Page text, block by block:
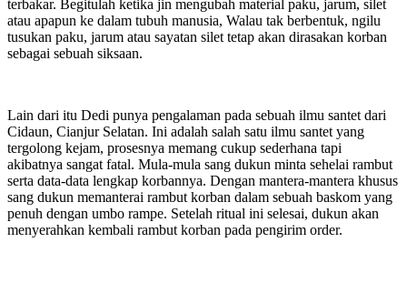
terbakar. Begitulah ketika jin mengubah material paku, jarum, silet
atau apapun ke dalam tubuh manusia, Walau tak berbentuk, ngilu
tusukan paku, jarum atau sayatan silet tetap akan dirasakan korban
sebagai sebuah siksaan.
Lain dari itu Dedi punya pengalaman pada sebuah ilmu santet dari
Cidaun, Cianjur Selatan. Ini adalah salah satu ilmu santet yang
tergolong kejam, prosesnya memang cukup sederhana tapi
akibatnya sangat fatal. Mula-mula sang dukun minta sehelai rambut
serta data-data lengkap korbannya. Dengan mantera-mantera khusus
sang dukun memanterai rambut korban dalam sebuah baskom yang
penuh dengan umbo rampe. Setelah ritual ini selesai, dukun akan
menyerahkan kembali rambut korban pada pengirim order.